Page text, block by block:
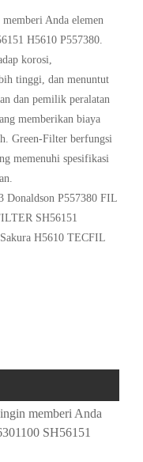
Anda elemen
H5610 P557380.
korosi,
tinggi, dan menuntut
dan pemilik peralatan
memberikan biaya
Green-Filter berfungsi
memenuhi spesifikasi
Donaldson P557380 FIL
SH56151
H5610 TECFIL
memberi Anda
SH56151